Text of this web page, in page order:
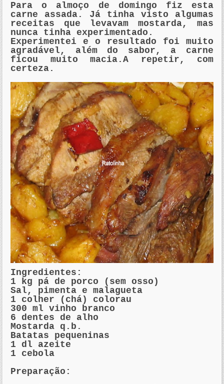
Para o almoço de domingo fiz esta
carne assada. Já tinha visto algumas
receitas que levavam mostarda, mas
nunca tinha experimentado .
Experimentei e o resultado foi muito
agradável , além do sabor, a carne
ficou muito macia.A repetir, com
certeza .
Ingredientes:
1 kg pá de porco (sem osso)
Sal, pimenta e malagueta
1 colher (chá) colorau
300 ml vinho branco
6 dentes de alho
Mostarda q.b.
Batatas pequeninas
1 dl azeite
1 cebola
Preparação: